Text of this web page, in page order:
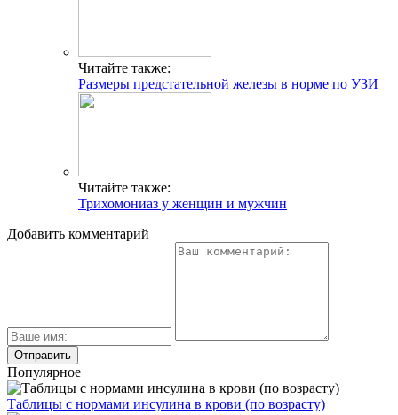
Читайте также:
Размеры предстательной железы в норме по УЗИ
Читайте также:
Трихомониаз у женщин и мужчин
Добавить комментарий
Популярное
Таблицы с нормами инсулина в крови (по возрасту)